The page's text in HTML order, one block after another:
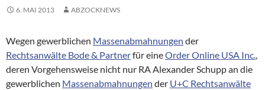
6. MAI 2013 ABZOCKNEWS
Wegen gewerblichen Massenabmahnungen der
Rechtsanwälte Bode & Partnerfür eineOrder Online USA Inc.,
deren Vorgehensweise nicht nur RA Alexander Schupp an die
gewerblichen Massenabmahnungen der U+C Rechtsanwälte